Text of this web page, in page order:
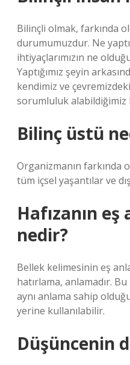
Bilinçli olmak, farkında
durumumuzdur. Ne
ihtiyaçlarımızın ne
Yaptığımız şeyin
kendimiz ve
sorumluluk
Bilinç üstü
Organizmanın farkında
tüm içsel yaşantılar ve
Hafızanın eş
nedir?
Bellek kelimesinin eş
hatırlama, anlamadır.
aynı anlama sahip
yerine kullanılabilir.
Düşüncenin